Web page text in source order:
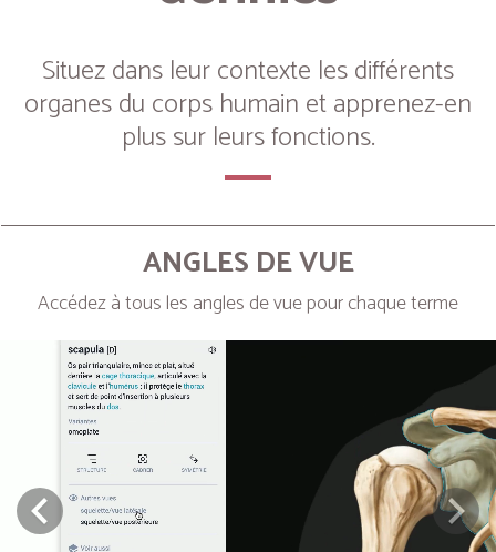
Situez dans leur contexte les différents
organes du corps humain et apprenez-en
plus sur leurs fonctions.
ANGLES DE VUE
Accédez à tous les angles de vue pour chaque terme